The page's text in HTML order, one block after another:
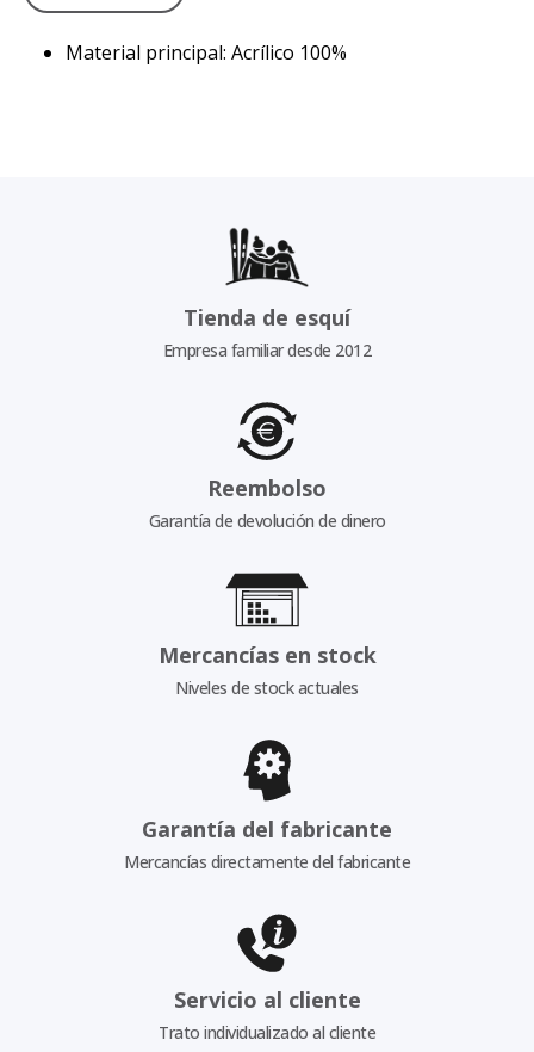
Material principal: Acrílico 100%
Tienda de esquí
Empresa familiar desde 2012
Reembolso
Garantía de devolución de dinero
Mercancías en stock
Niveles de stock actuales
Garantía del fabricante
Mercancías directamente del fabricante
Servicio al cliente
Trato individualizado al cliente